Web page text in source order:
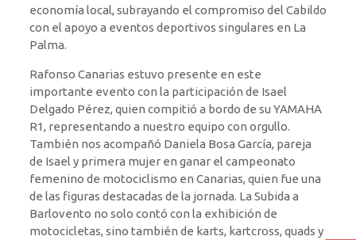
economía local, subrayando el compromiso del Cabildo
con el apoyo a eventos deportivos singulares en La
Palma.
Rafonso Canarias estuvo presente en este
importante evento con la participación de Isael
Delgado Pérez, quien compitió a bordo de su YAMAHA
R1, representando a nuestro equipo con orgullo.
También nos acompañó Daniela Bosa García, pareja
de Isael y primera mujer en ganar el campeonato
femenino de motociclismo en Canarias, quien fue una
de las figuras destacadas de la jornada. La Subida a
Barlovento no solo contó con la exhibición de
motocicletas, sino también de karts, kartcross, quads y